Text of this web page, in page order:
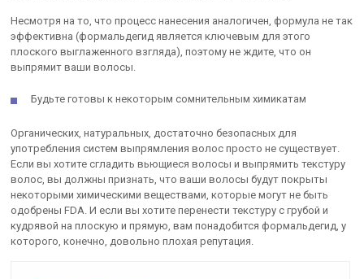
Несмотря на то, что процесс нанесения аналогичен, формула не так
эффективна (формальдегид является ключевым для этого
плоского выглаженного взгляда), поэтому не ждите, что он
выпрямит ваши волосы.
Будьте готовы к некоторым сомнительным химикатам
Органических, натуральных, достаточно безопасных для
употребления систем выпрямления волос просто не существует.
Если вы хотите сгладить вьющиеся волосы и выпрямить текстуру
волос, вы должны признать, что ваши волосы будут покрыты
некоторыми химическими веществами, которые могут не быть
одобрены FDA. И если вы хотите перенести текстуру с грубой и
кудрявой на плоскую и прямую, вам понадобится формальдегид, у
которого, конечно, довольно плохая репутация.